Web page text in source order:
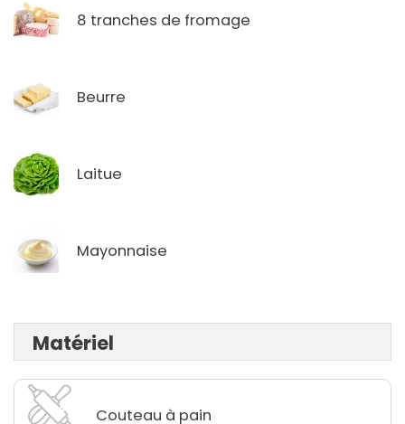
8 tranches de fromage
Beurre
Laitue
Mayonnaise
Matériel
Couteau à pain